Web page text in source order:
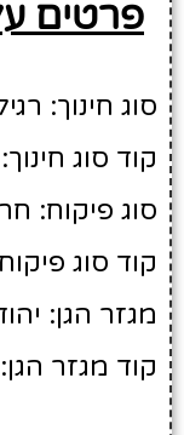
פרטים
סוג חינוך: רגיל
קוד סוג חינוך: 1
סוג פיקוח:
קוד סוג פיקוח:
מגזר הגן:
קוד מגזר הגן: 1